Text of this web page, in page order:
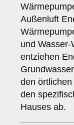
Außenluft
und
entziehen
den
den
Hauses ab.